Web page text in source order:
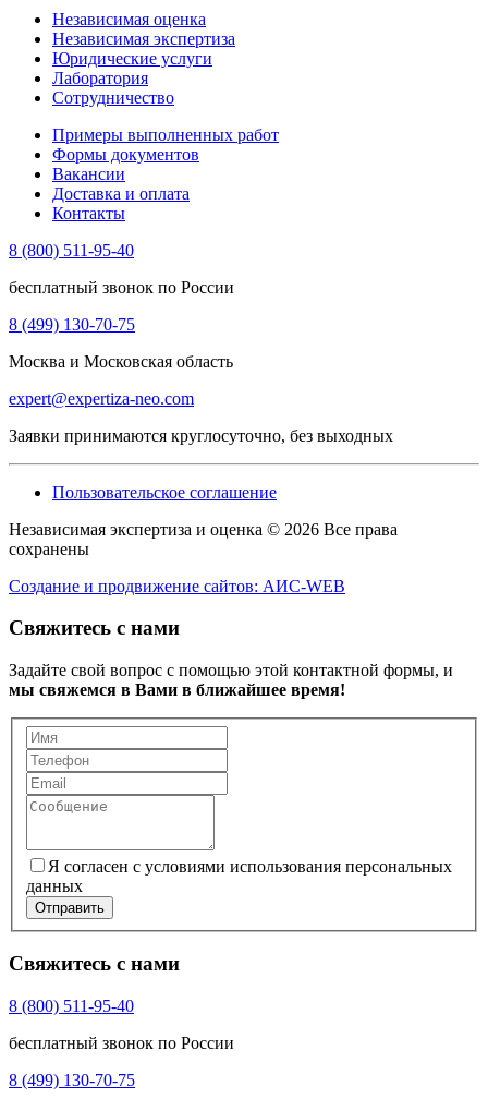
Независимая оценка
Независимая экспертиза
Юридические услуги
Лаборатория
Сотрудничество
Примеры выполненных работ
Формы документов
Вакансии
Доставка и оплата
Контакты
8 (800) 511-95-40
бесплатный звонок по России
8 (499) 130-70-75
Москва и Московская область
expert@expertiza-neo.com
Заявки принимаются круглосуточно, без выходных
Пользовательское соглашение
Независимая экспертиза и оценка © 2026 Все права
сохранены
Создание и продвижение сайтов: АИС-WEB
Свяжитесь с нами
Задайте свой вопрос с помощью этой контактной формы, и
мы свяжемся в Вами в ближайшее время!
Я согласен с условиями использования персональных
данных
Отправить
Свяжитесь с нами
8 (800) 511-95-40
бесплатный звонок по России
8 (499) 130-70-75